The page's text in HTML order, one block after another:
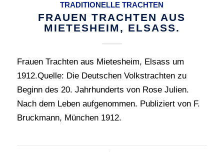
TRADITIONELLE TRACHTEN
FRAUEN TRACHTEN AUS
MIETESHEIM, ELSASS.
Frauen Trachten aus Mietesheim, Elsass um
1912.Quelle: Die Deutschen Volkstrachten zu
Beginn des 20. Jahrhunderts von Rose Julien.
Nach dem Leben aufgenommen. Publiziert von F.
Bruckmann, München 1912.